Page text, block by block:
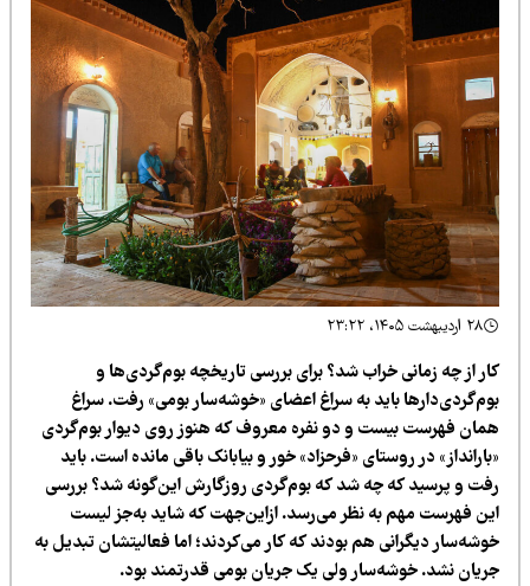
از چه زمانی خراب شد؟ برای بررسی تاریخچه بوم‌گردی‌ها و
باید به سراغ اعضای «خوشه‌سار بومی» رفت. سراغ
فهرست بیست و دو نفره معروف که هنوز روی دیوار بوم‌گردی
در روستای «فرحزاد» خور و بیابانک باقی مانده است. باید
و پرسید که چه شد که بوم‌گردی روزگارش این‌گونه شد؟ بررسی
فهرست مهم به نظر می‌رسد. ازاین‌جهت که شاید به‌جز لیست
دیگرانی هم بودند که کار می‌کردند؛ اما فعالیتشان تبدیل به
نشد. خوشه‌سار ولی یک جریان بومی قدرتمند بود.